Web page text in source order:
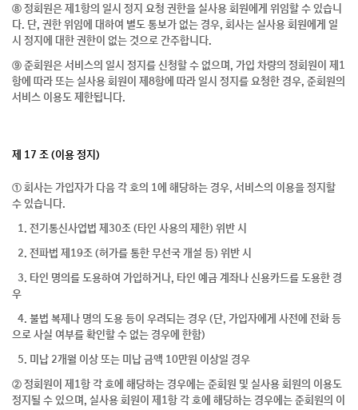
⑧ 정회원은 제1항의 일시 정지 요청 권한을 실사용 회원에게 위임할 수 있습니
다. 단, 권한 위임에 대하여 별도 통보가 없는 경우, 회사는 실사용 회원에게 일
시 정지에 대한 권한이 없는 것으로 간주합니다.
⑨ 준회원은 서비스의 일시 정지를 신청할 수 없으며, 가입 차량의 정회원이 제1
항에 따라 또는 실사용 회원이 제8항에 따라 일시 정지를 요청한 경우, 준회원의
서비스 이용도 제한됩니다.
제 17 조 (이용 정지)
① 회사는 가입자가 다음 각 호의 1에 해당하는 경우, 서비스의 이용을 정지할
수 있습니다.
1. 전기통신사업법 제30조 (타인 사용의 제한) 위반 시
2. 전파법 제19조 (허가를 통한 무선국 개설 등) 위반 시
3. 타인 명의를 도용하여 가입하거나, 타인 예금 계좌나 신용카드를 도용한 경
우
4. 불법 복제나 명의 도용 등이 우려되는 경우 (단, 가입자에게 사전에 전화 등
으로 사실 여부를 확인할 수 없는 경우에 한함)
5. 미납 2개월 이상 또는 미납 금액 10만원 이상일 경우
② 정회원이 제1항 각 호에 해당하는 경우에는 준회원 및 실사용 회원의 이용도
정지될 수 있으며, 실사용 회원이 제1항 각 호에 해당하는 경우에는 준회원의 이